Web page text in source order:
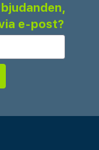
e-post?